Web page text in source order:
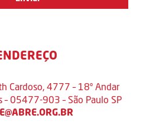
Cardoso, 4777 – 18º Andar
05477-903 – São Paulo SP